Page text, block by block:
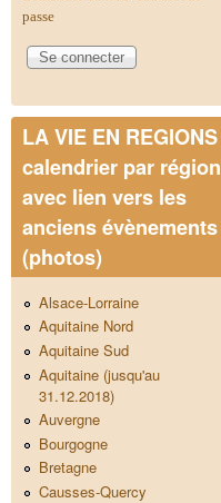
passe
LA VIE EN REGIONS
calendrier par région
avec lien vers les
anciens évènements
(photos)
Alsace-Lorraine
Aquitaine Nord
Aquitaine Sud
Aquitaine (jusqu'au
31.12.2018)
Auvergne
Bourgogne
Bretagne
Causses-Quercy